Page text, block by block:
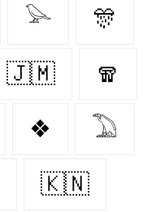
𓅪 🎊
🇯🇲 🧣
❖ 𓅐
🇰🇳